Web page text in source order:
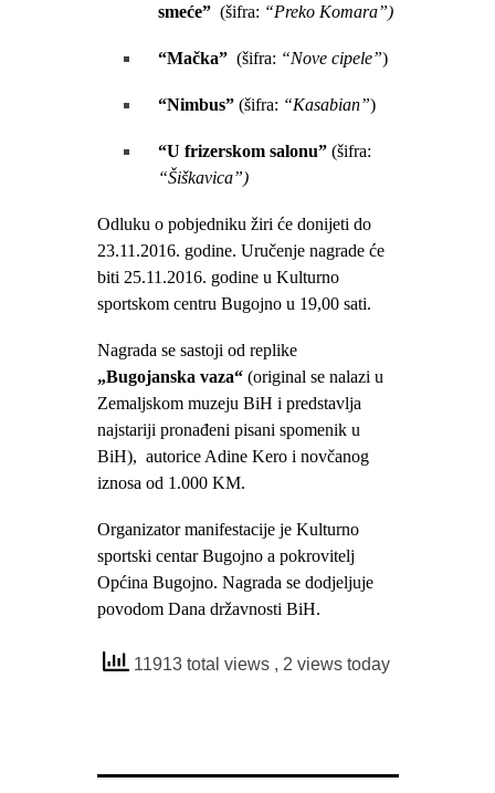
smeće”(šifra: “Preko Komara”)
“Mačka”(šifra: “Nove cipele”)
“Nimbus”(šifra: “Kasabian”)
“U frizerskom salonu”(šifra:
“Šiškavica”)
Odluku o pobjedniku žiri će donijeti do
23.11.2016. godine. Uručenje nagrade će
biti 25.11.2016. godine u Kulturno
sportskom centru Bugojno u 19,00 sati.
Nagrada se sastoji od replike
„Bugojanska vaza“(original se nalazi u
Zemaljskom muzeju BiH i predstavlja
najstariji pronađeni pisani spomenik u
BiH), autorice Adine Kero i novčanog
iznosa od 1.000 KM.
Organizator manifestacije je Kulturno
sportski centar Bugojno a pokrovitelj
Općina Bugojno. Nagrada se dodjeljuje
povodom Dana državnosti BiH.
11913 total views , 2 views today